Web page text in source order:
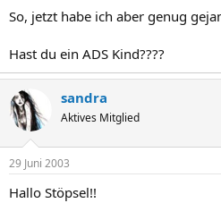
So, jetzt habe ich aber genug
Hast du ein ADS Kind????
sandra
Aktives Mitglied
29 Juni 2003
Hallo Stöpsel!!